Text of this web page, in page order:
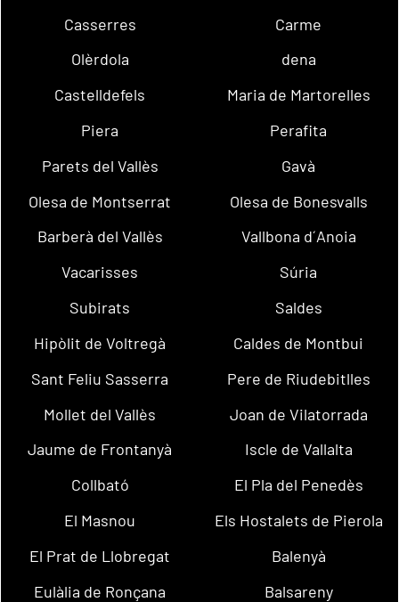
Casserres
Carme
Olèrdola
dena
Castelldefels
Maria de Martorelles
Piera
Perafita
Parets del Vallès
Gavà
Olesa de Montserrat
Olesa de Bonesvalls
Barberà del Vallès
Vallbona d´Anoia
Vacarisses
Súria
Subirats
Saldes
Hipòlit de Voltregà
Caldes de Montbui
Sant Feliu Sasserra
Pere de Riudebitlles
Mollet del Vallès
Joan de Vilatorrada
Jaume de Frontanyà
Iscle de Vallalta
Collbató
El Pla del Penedès
El Masnou
Els Hostalets de Pierola
El Prat de Llobregat
Balenyà
Eulàlia de Ronçana
Balsareny